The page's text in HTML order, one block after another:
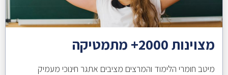
מצוינות 2000+ מתמטיקה
מיטב חומרי הלימוד והמרצים מציבים אתגר חינוכי מעמיק